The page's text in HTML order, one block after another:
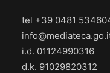
tel +39 0481
i.d. 01124990316
d.k. 91029820312